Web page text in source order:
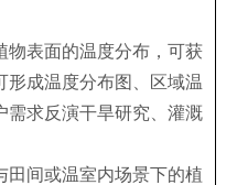
物表面的温度分布，可获
形成温度分布图、区域温
需求反演干旱研究、灌溉
田间或温室内场景下的植